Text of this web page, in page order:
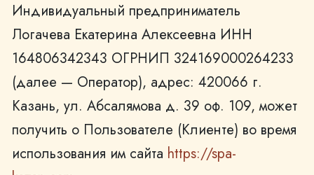
Индивидуальный предприниматель
Логачева Екатерина Алексеевна ИНН
164806342343 ОГРНИП 324169000264233
(далее — Оператор), адрес: 420066 г.
Казань, ул. Абсалямова д. 39 оф. 109, может
получить о Пользователе (Клиенте) во время
использования им сайта https://spa-